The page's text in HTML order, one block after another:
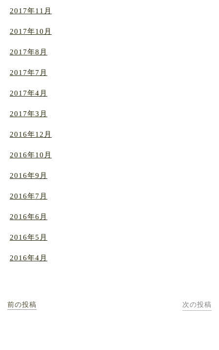
2017年11月
2017年10月
2017年8月
2017年7月
2017年4月
2017年3月
2016年12月
2016年10月
2016年9月
2016年7月
2016年6月
2016年5月
2016年4月
前の投稿 次の投稿